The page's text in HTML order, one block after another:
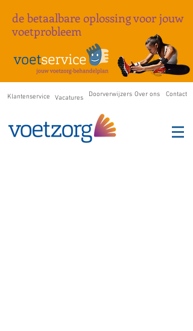
de betaalbare oplossingvoor jouw
voetprobleem
Klantenservice Vacatures Doorverwijzers Over ons Contact